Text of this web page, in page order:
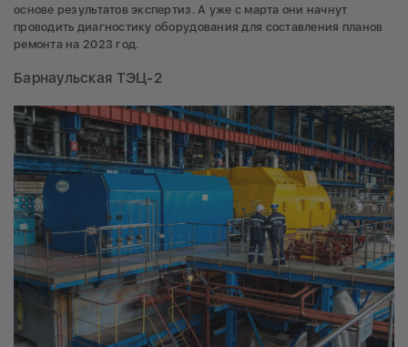
основе результатов экспертиз. А уже с марта они начнут
проводить диагностику оборудования для составления планов
ремонта на 2023 год.
Барнаульская ТЭЦ-2